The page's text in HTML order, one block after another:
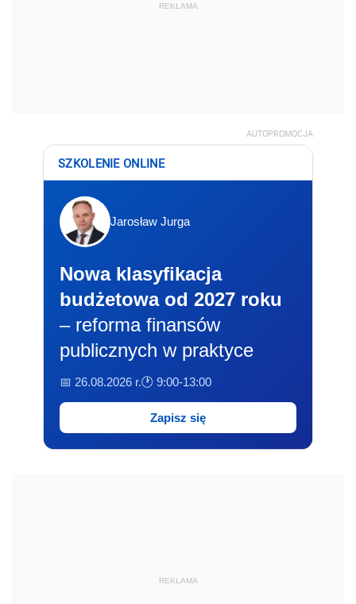
REKLAMA
AUTOPROMOCJA
SZKOLENIE ONLINE
Jarosław Jurga
Nowa klasyfikacja
budżetowa od 2027 roku
– reforma finansów
publicznych w praktyce
📅 26.08.2026 r.🕐 9:00-13:00
Zapisz się
REKLAMA